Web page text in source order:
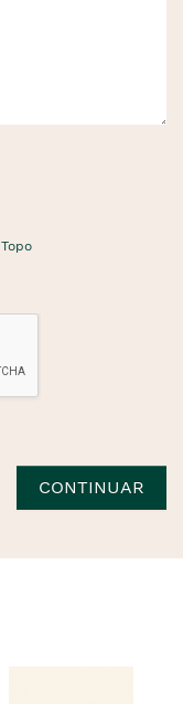
Topo
CONTINUAR